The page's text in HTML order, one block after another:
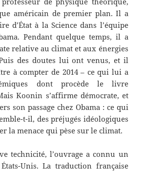
américain de premier plan. Il a
d’État à la Science dans l’équipe
Pendant quelque temps, il a
relative au climat et aux énergies
des doutes lui ont venus, et il
à compter de 2014 – ce qui lui a
dont procède le livre
Koonin s’affirme démocrate, et
son passage chez Obama : ce qui
t-il, des préjugés idéologiques
la menace qui pèse sur le climat.
technicité, l’ouvrage a connu un
Unis. La traduction française